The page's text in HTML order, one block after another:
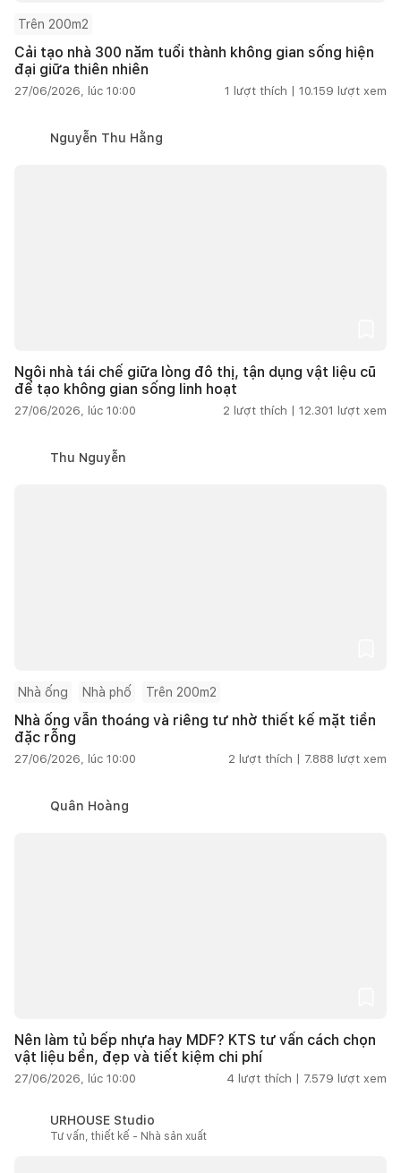
Trên 200m2
Cải tạo nhà 300 năm tuổi thành không gian sống hiện
đại giữa thiên nhiên
27/06/2026, lúc 10:00 1 lượt thích | 10.159 lượt xem
Nguyễn Thu Hằng
Ngôi nhà tái chế giữa lòng đô thị, tận dụng vật liệu cũ
để tạo không gian sống linh hoạt
27/06/2026, lúc 10:00 2 lượt thích | 12.301 lượt xem
Thu Nguyễn
Nhà ống Nhà phố Trên 200m2
Nhà ống vẫn thoáng và riêng tư nhờ thiết kế mặt tiền
đặc rỗng
27/06/2026, lúc 10:00 2 lượt thích | 7.888 lượt xem
Quân Hoàng
Nên làm tủ bếp nhựa hay MDF? KTS tư vấn cách chọn
vật liệu bền, đẹp và tiết kiệm chi phí
27/06/2026, lúc 10:00 4 lượt thích | 7.579 lượt xem
URHOUSE Studio
Tư vấn, thiết kế - Nhà sản xuất